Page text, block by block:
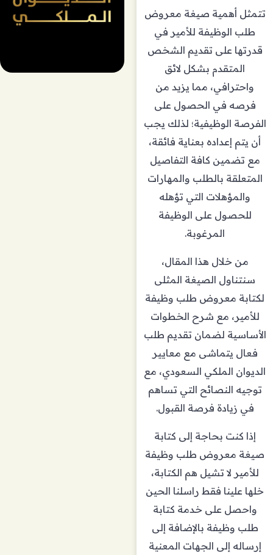
تتمثل أهمية صيغة معروض
طلب الوظيفة للأمير في
قدرتها على تقديم الشخص
المتقدم بشكل لائق
واحترافي، مما يزيد من
فرصه في الحصول على
الفرصة الوظيفية؛ لذلك يجب
أن يتم إعداده بعناية فائقة،
مع تضمين كافة التفاصيل
المتعلقة بالطلب والمهارات
والمؤهلات التي تؤهله
للحصول على الوظيفة
المرغوبة.
من خلال هذا المقال،
سنتناول الصيغة المثلى
لكتابة معروض طلب وظيفة
للأمير، مع شرح الخطوات
الأساسية لضمان تقديم طلب
فعال يتماشى مع معايير
الديوان الملكي السعودي، مع
توجيه النصائح التي تساهم
في زيادة فرصة القبول.
إذا كنت بحاجة إلى كتابة
صيغة معروض طلب وظيفة
للأمير لا تشيل هم الكتابة،
خلها علينا فقط راسلنا الحين
واحصل على خدمة كتابة
طلب وظيفة بالإضافة إلى
إرساله إلى الجهات المعنية